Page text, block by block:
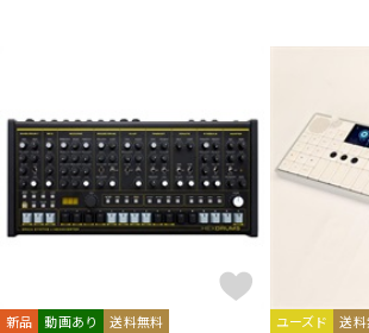
新品 動画あり 送料無料 ユーズド 送